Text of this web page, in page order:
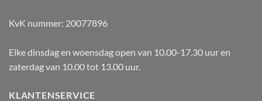
KvK nummer: 20077896
Elke dinsdag en woensdag open van 10.00-17.30 uur en
zaterdag van 10.00 tot 13.00 uur.
KLANTENSERVICE